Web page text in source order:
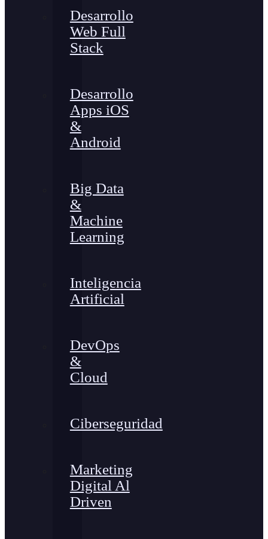
Desarrollo
Web Full
Stack
Desarrollo
Apps iOS
&
Android
Big Data
&
Machine
Learning
Inteligencia
Artificial
DevOps
&
Cloud
Ciberseguridad
Marketing
Digital Al
Driven